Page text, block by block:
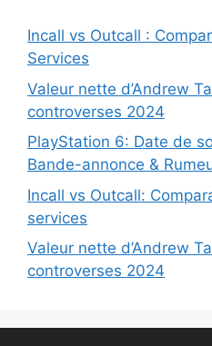
Incall vs Outcall :
Services
Valeur nette d’Andrew
controverses 2024
PlayStation 6: Date de
Bande-annonce &
Incall vs Outcall:
services
Valeur nette d’Andrew
controverses 2024